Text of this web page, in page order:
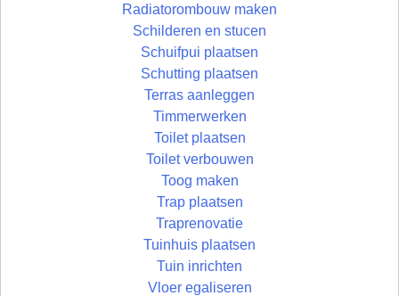
Radiatorombouw maken
Schilderen en stucen
Schuifpui plaatsen
Schutting plaatsen
Terras aanleggen
Timmerwerken
Toilet plaatsen
Toilet verbouwen
Toog maken
Trap plaatsen
Traprenovatie
Tuinhuis plaatsen
Tuin inrichten
Vloer egaliseren